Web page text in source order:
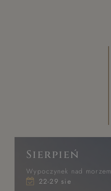
Sierpień
Wypoczynek nad morzem
22-29 sie